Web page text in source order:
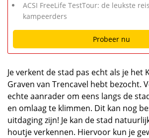
ACSI FreeLife TestTour: de leukste
kampeerders
Probeer nu
Je verkent de stad pas echt als je het
Graven van Trencavel hebt bezocht.
echte aanrader om eens langs de
en omlaag te klimmen. Dit kan nog
uitdaging zijn! Je kan de stad
houtje verkennen. Hiervoor kun je